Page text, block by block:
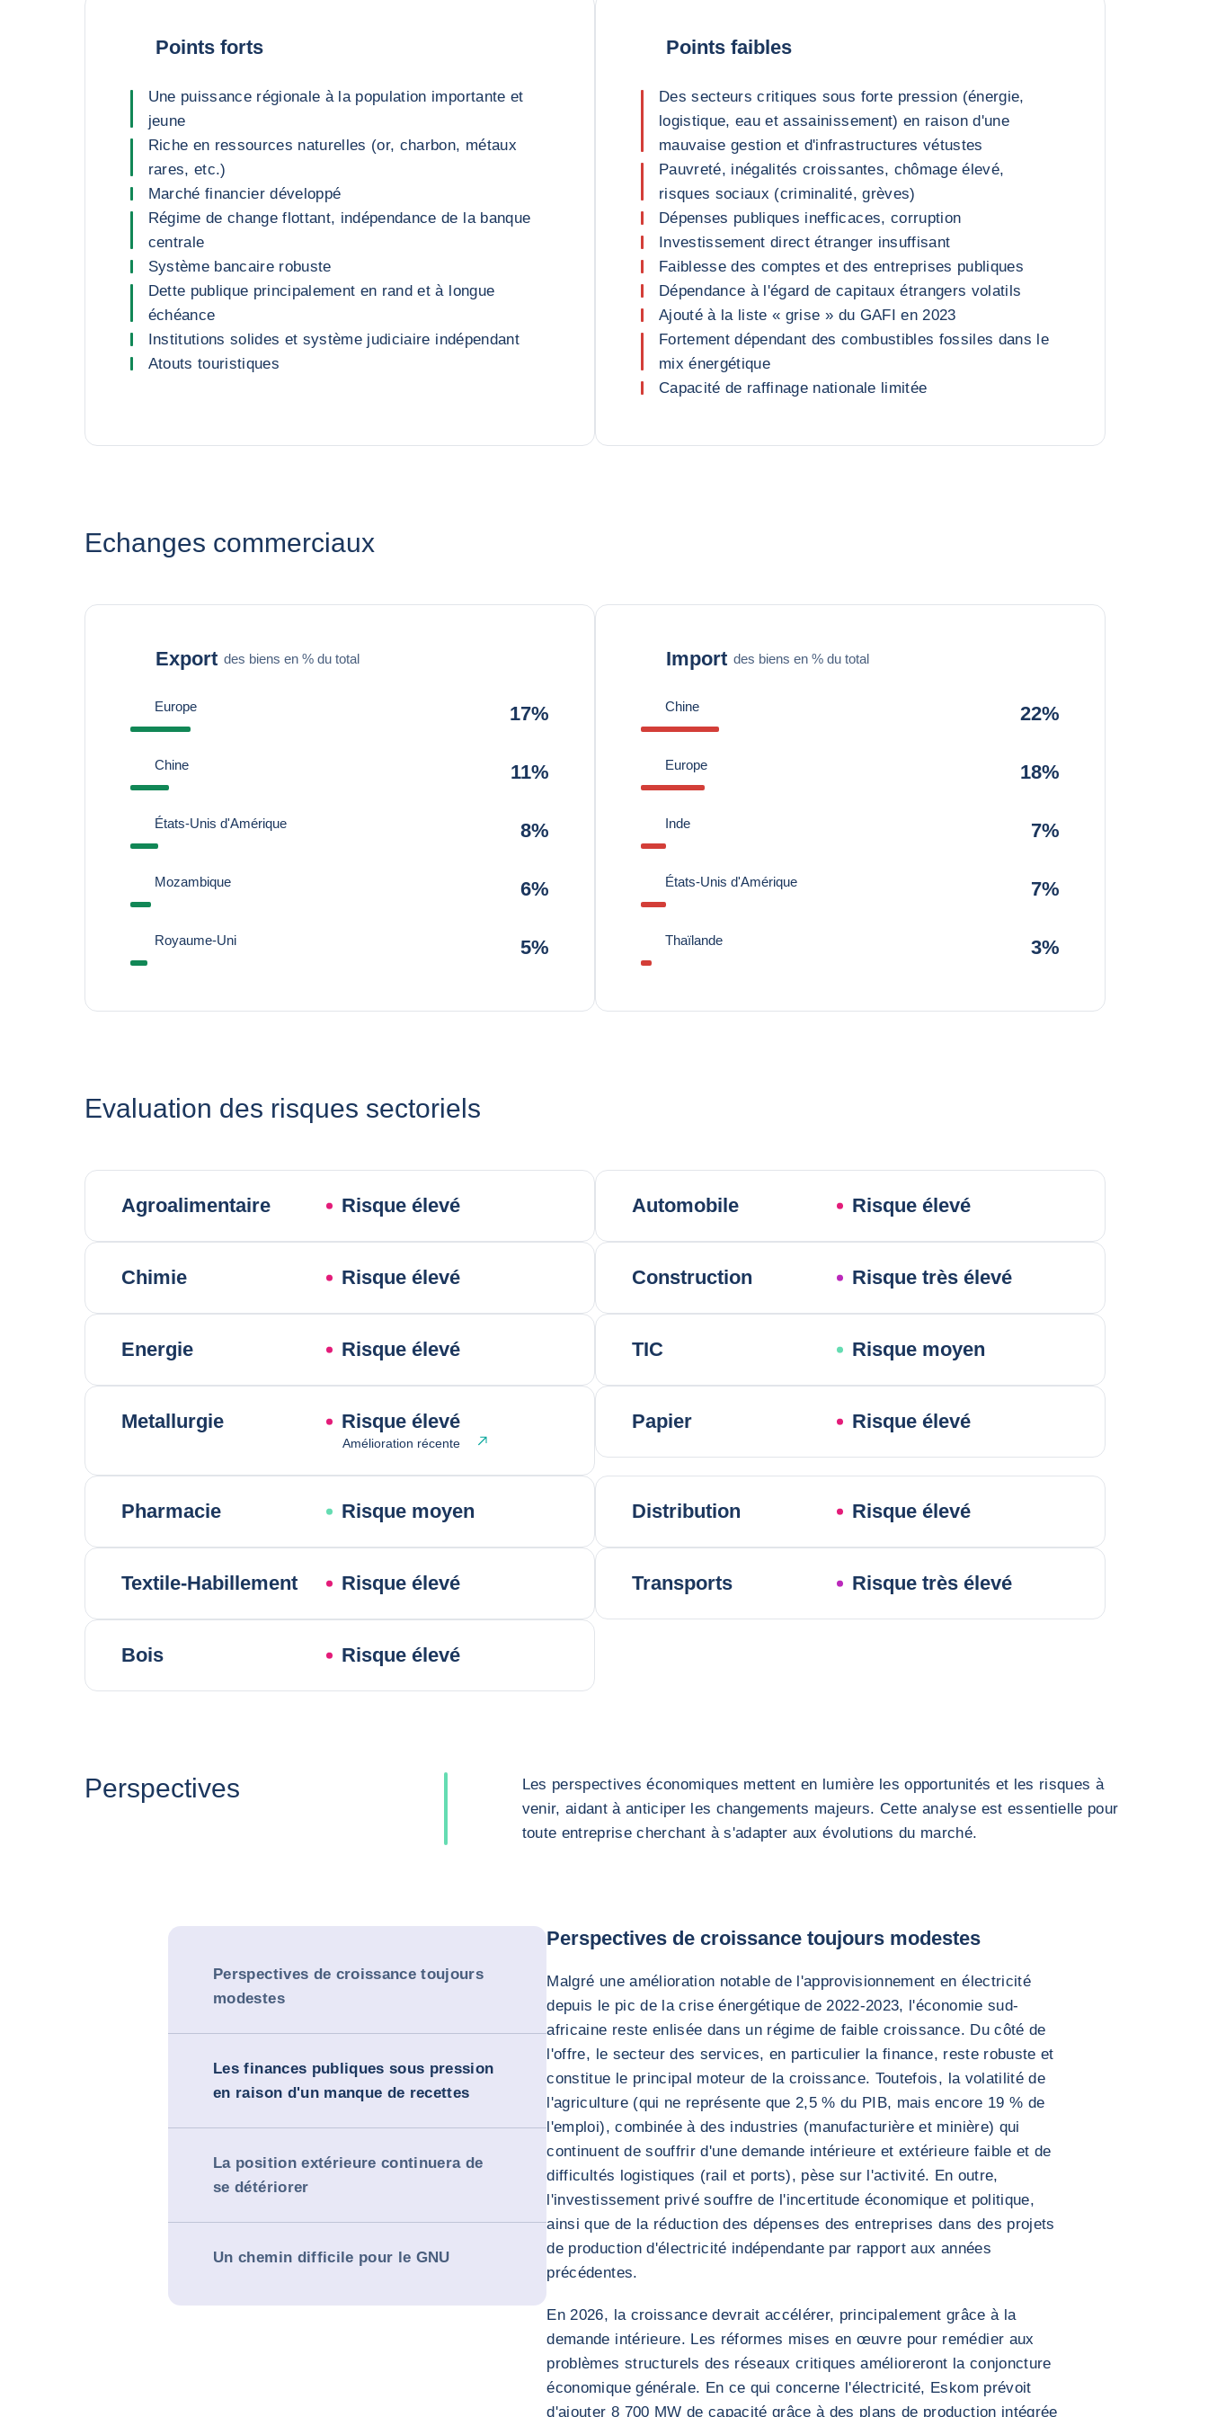
Points forts
Une puissance régionale à la population importante et
jeune
Riche en ressources naturelles (or, charbon, métaux
rares, etc.)
Marché financier développé
Régime de change flottant, indépendance de la banque
centrale
Système bancaire robuste
Dette publique principalement en rand et à longue
échéance
Institutions solides et système judiciaire indépendant
Atouts touristiques
Points faibles
Des secteurs critiques sous forte pression (énergie,
logistique, eau et assainissement) en raison d'une
mauvaise gestion et d'infrastructures vétustes
Pauvreté, inégalités croissantes, chômage élevé,
risques sociaux (criminalité, grèves)
Dépenses publiques inefficaces, corruption
Investissement direct étranger insuffisant
Faiblesse des comptes et des entreprises publiques
Dépendance à l'égard de capitaux étrangers volatils
Ajouté à la liste « grise » du GAFI en 2023
Fortement dépendant des combustibles fossiles dans le
mix énergétique
Capacité de raffinage nationale limitée
Echanges commerciaux
Export des biens en % du total
Europe 17%
Chine 11%
États-Unis d'Amérique 8%
Mozambique 6%
Royaume-Uni 5%
Import des biens en % du total
Chine 22%
Europe 18%
Inde 7%
États-Unis d'Amérique 7%
Thaïlande 3%
Evaluation des risques sectoriels
Agroalimentaire Risque élevé Automobile Risque élevé
Chimie Risque élevé Construction Risque très élevé
Energie Risque élevé TIC Risque moyen
Metallurgie Risque élevé
Amélioration récente
Papier Risque élevé
Pharmacie Risque moyen Distribution Risque élevé
Textile-Habillement Risque élevé Transports Risque très élevé
Bois Risque élevé
Perspectives
Les perspectives économiques mettent en lumière les opportunités et les risques à
venir, aidant à anticiper les changements majeurs. Cette analyse est essentielle pour
toute entreprise cherchant à s'adapter aux évolutions du marché.
Perspectives de croissance toujours
modestes
Les finances publiques sous pression
en raison d'un manque de recettes
La position extérieure continuera de
se détériorer
Un chemin difficile pour le GNU
Perspectives de croissance toujours modestes
Malgré une amélioration notable de l'approvisionnement en électricité
depuis le pic de la crise énergétique de 2022-2023, l'économie sud-
africaine reste enlisée dans un régime de faible croissance. Du côté de
l'offre, le secteur des services, en particulier la finance, reste robuste et
constitue le principal moteur de la croissance. Toutefois, la volatilité de
l'agriculture (qui ne représente que 2,5 % du PIB, mais encore 19 % de
l'emploi), combinée à des industries (manufacturière et minière) qui
continuent de souffrir d'une demande intérieure et extérieure faible et de
difficultés logistiques (rail et ports), pèse sur l'activité. En outre,
l'investissement privé souffre de l'incertitude économique et politique,
ainsi que de la réduction des dépenses des entreprises dans des projets
de production d'électricité indépendante par rapport aux années
précédentes.
En 2026, la croissance devrait accélérer, principalement grâce à la
demande intérieure. Les réformes mises en œuvre pour remédier aux
problèmes structurels des réseaux critiques amélioreront la conjoncture
économique générale. En ce qui concerne l'électricité, Eskom prévoit
d'ajouter 8 700 MW de capacité grâce à des plans de production intégrée